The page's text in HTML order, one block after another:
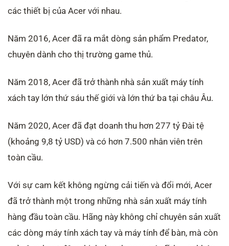
các thiết bị của Acer với nhau.
Năm 2016, Acer đã ra mắt dòng sản phẩm Predator,
chuyên dành cho thị trường game thủ.
Năm 2018, Acer đã trở thành nhà sản xuất máy tính
xách tay lớn thứ sáu thế giới và lớn thứ ba tại châu Âu.
Năm 2020, Acer đã đạt doanh thu hơn 277 tỷ Đài tệ
(khoảng 9,8 tỷ USD) và có hơn 7.500 nhân viên trên
toàn cầu.
Với sự cam kết không ngừng cải tiến và đổi mới, Acer
đã trở thành một trong những nhà sản xuất máy tính
hàng đầu toàn cầu. Hãng này không chỉ chuyên sản xuất
các dòng máy tính xách tay và máy tính để bàn, mà còn